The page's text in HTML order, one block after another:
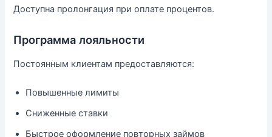
Доступна пролонгация при оплате процентов.
Программа лояльности
Постоянным клиентам предоставляются:
Повышенные лимиты
Сниженные ставки
Быстрое оформление повторных займов